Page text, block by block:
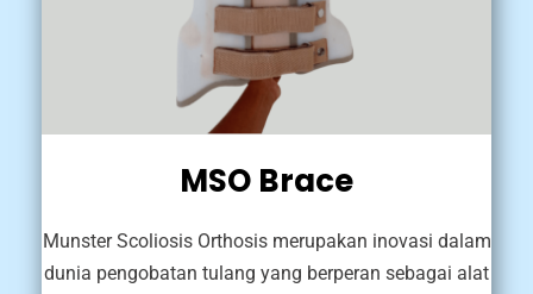
MSO Brace
Munster Scoliosis Orthosis merupakan inovasi dalam
dunia pengobatan tulang yang berperan sebagai alat